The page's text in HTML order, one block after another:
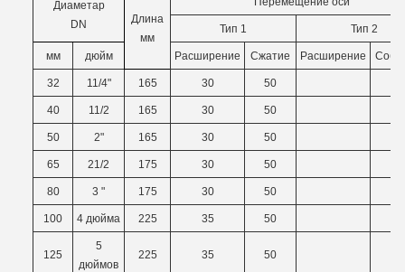
Диаметар
DN
Длина
мм
Тип 1 Тип 2
мм дюйм Расширение Сжатие Расширение
32 11/4" 165 30 50
40 11/2 165 30 50
50 2" 165 30 50
65 21/2 175 30 50
80 3 " 175 30 50
100 4 дюйма 225 35 50
125
5
дюймов
225 35 50